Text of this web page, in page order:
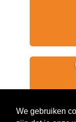
We gebruiken